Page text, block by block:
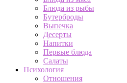
Блюда из рыбы
Бутерброды
Выпечка
Десерты
Напитки
Первые блюда
Салаты
Психология
Отношения